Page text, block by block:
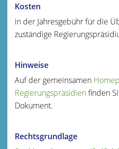
Kosten
in der Jahresgebühr für die
zuständige
Hinweise
Auf der gemeinsamen
Regierungspräsidienfinden
Dokument.
Rechtsgrundlage